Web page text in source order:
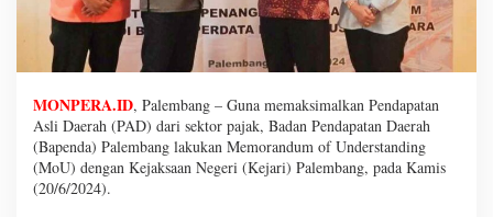
MONPERA.ID, Palembang – Guna memaksimalkan Pendapatan
Asli Daerah (PAD) dari sektor pajak, Badan Pendapatan Daerah
(Bapenda) Palembang lakukan Memorandum of Understanding
(MoU) dengan Kejaksaan Negeri (Kejari) Palembang, pada Kamis
(20/6/2024).